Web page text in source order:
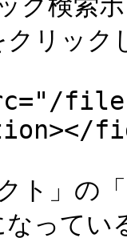
リック
files/
ト」の
ってい